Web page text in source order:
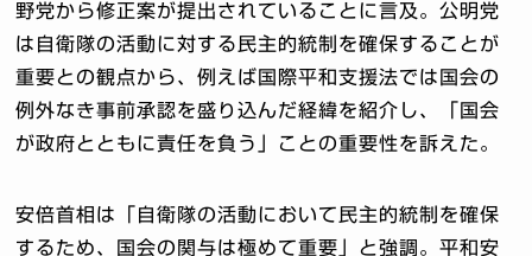
野党から修正案が提出されていることに言及。公明党
は自衛隊の活動に対する民主的統制を確保することが
重要との観点から、例えば国際平和支援法では国会の
例外なき事前承認を盛り込んだ経緯を紹介し、「国会
が政府とともに責任を負う」ことの重要性を訴えた。
安倍首相は「自衛隊の活動において民主的統制を確保
するため、国会の関与は極めて重要」と強調。平和安